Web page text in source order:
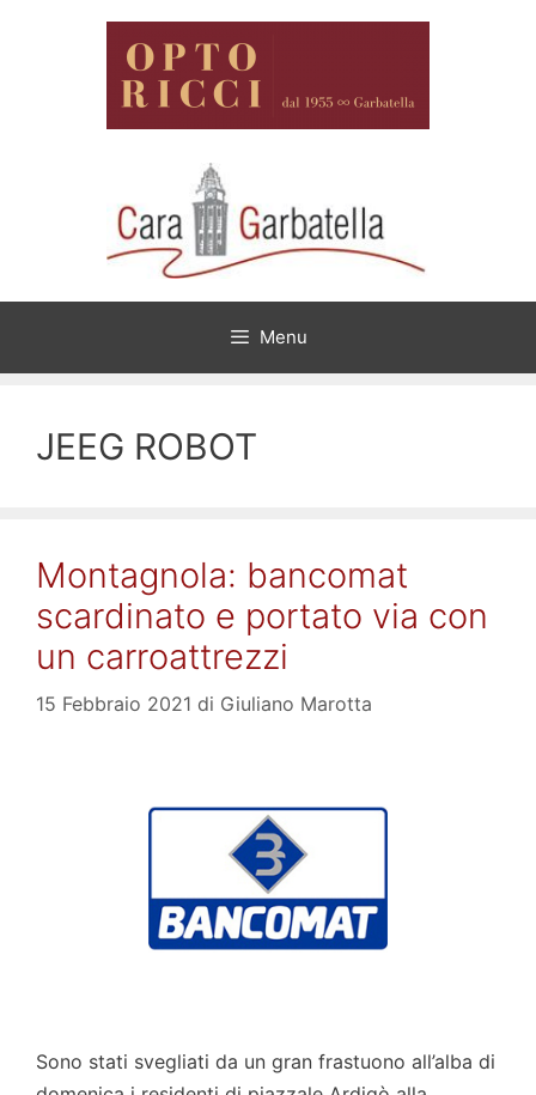
Menu
JEEG ROBOT
Montagnola: bancomat
scardinato e portato via con
un carroattrezzi
15 Febbraio 2021 di Giuliano Marotta
Sono stati svegliati da un gran frastuono all’alba di